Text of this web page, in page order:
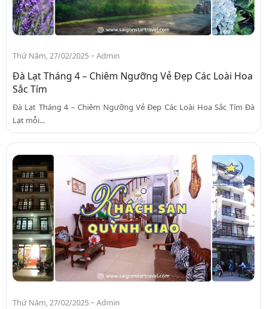
Thứ Năm, 27/02/2025 - Admin
Đà Lạt Tháng 4 – Chiêm Ngưỡng Vẻ Đẹp Các Loài Hoa
Sắc Tím
Đà Lạt Tháng 4 – Chiêm Ngưỡng Vẻ Đẹp Các Loài Hoa Sắc Tím Đà
Lạt mỗi...
Thứ Năm, 27/02/2025 - Admin